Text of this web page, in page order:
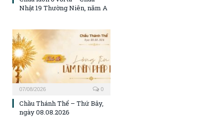
Nhật 19 Thường Niên, năm A
07/08/2026 0
Chầu Thánh Thể – Thứ Bảy,
ngày 08.08.2026